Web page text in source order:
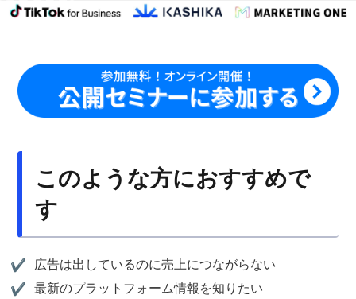
このような方におすすめで
す
広告は出しているのに売上につながらない
最新のプラットフォーム情報を知りたい